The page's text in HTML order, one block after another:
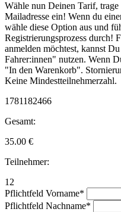
Wähle nun Deinen Tarif,
Mailadresse ein! Wenn du
wähle diese Option aus und
Registrierungsprozess durch!
anmelden möchtest, kannst
Fahrer:innen" nutzen. Wenn
"In den Warenkorb".
Keine Mindestteilnehmerzahl.
1781182466
Gesamt:
35.00 €
Teilnehmer:
12
Pflichtfeld Vorname*
Pflichtfeld Nachname*